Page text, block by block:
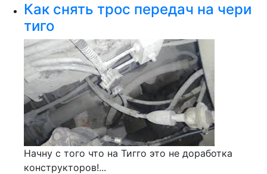
Как снять трос передач на чери
тиго
Начну с того что на Тигго это не доработка
конструкторов!...